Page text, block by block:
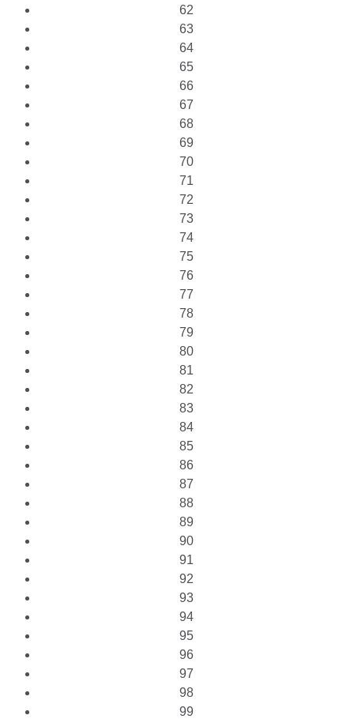
62
63
64
65
66
67
68
69
70
71
72
73
74
75
76
77
78
79
80
81
82
83
84
85
86
87
88
89
90
91
92
93
94
95
96
97
98
99